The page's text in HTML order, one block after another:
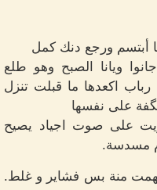
أبتسم ورجع دنك كمل
ويانا الصبح وهو طلع
اكعدها ما قبلت تنزل
على نفسها
على صوت اجياد يصيح
مسدسة.
منة بس فشاير و غلط.